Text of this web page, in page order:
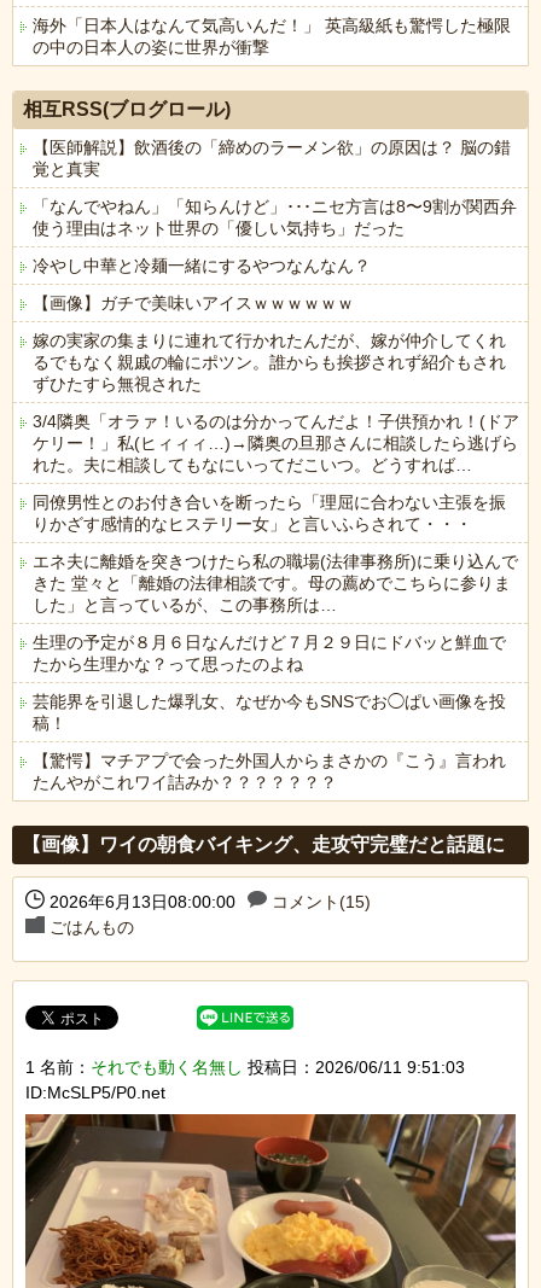
海外「日本人はなんて気高いんだ！」 英高級紙も驚愕した極限
の中の日本人の姿に世界が衝撃
相互RSS(ブログロール)
【医師解説】飲酒後の「締めのラーメン欲」の原因は？ 脳の錯
覚と真実
「なんでやねん」「知らんけど」･･･ニセ方言は8〜9割が関西弁
使う理由はネット世界の「優しい気持ち」だった
冷やし中華と冷麺一緒にするやつなんなん？
【画像】ガチで美味いアイスｗｗｗｗｗｗ
嫁の実家の集まりに連れて行かれたんだが、嫁が仲介してくれ
るでもなく親戚の輪にポツン。誰からも挨拶されず紹介もされ
ずひたすら無視された
3/4隣奥「オラァ！いるのは分かってんだよ！子供預かれ！(ドア
ケリー！」私(ヒィィィ…)→隣奥の旦那さんに相談したら逃げら
れた。夫に相談してもなにいってだこいつ。どうすれば…
同僚男性とのお付き合いを断ったら「理屈に合わない主張を振
りかざす感情的なヒステリー女」と言いふらされて・・・
エネ夫に離婚を突きつけたら私の職場(法律事務所)に乗り込んで
きた 堂々と「離婚の法律相談です。母の薦めでこちらに参りま
した」と言っているが、この事務所は…
生理の予定が８月６日なんだけど７月２９日にドバッと鮮血で
たから生理かな？って思ったのよね
芸能界を引退した爆乳女、なぜか今もSNSでお◯ぱい画像を投
稿！
【驚愕】マチアプで会った外国人からまさかの『こう』言われ
たんやがこれワイ詰みか？？？？？？？
【画像】ワイの朝食バイキング、走攻守完璧だと話題に
2026年6月13日08:00:00
コメント(15)
ごはんもの
1 名前： それでも動く名無し 投稿日：2026/06/11 9:51:03
ID:McSLP5/P0.net